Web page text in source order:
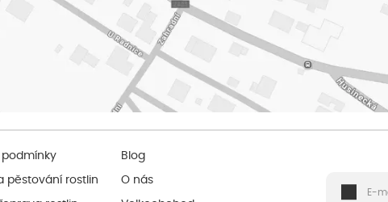
pěstování rostlin
Blog
O nás